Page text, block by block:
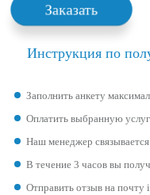
Заказать
Инструкция по
Заполнить анкету
Оплатить выбранную
Наш менеджер
В течение 3 часов вы
Отправить отзыв на